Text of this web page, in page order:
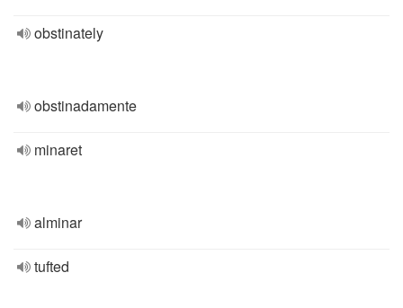
obstinately
obstinadamente
minaret
alminar
tufted